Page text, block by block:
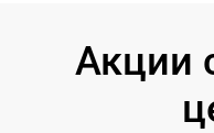
Акции